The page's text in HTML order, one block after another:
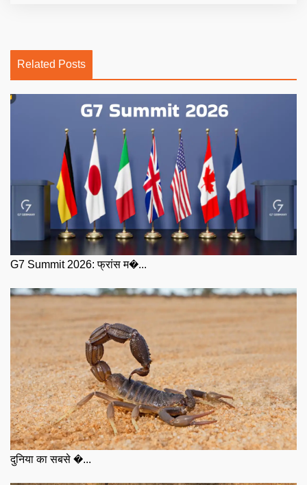
Related Posts
G7 Summit 2026: फ्रांस म�...
दुनिया का सबसे �...